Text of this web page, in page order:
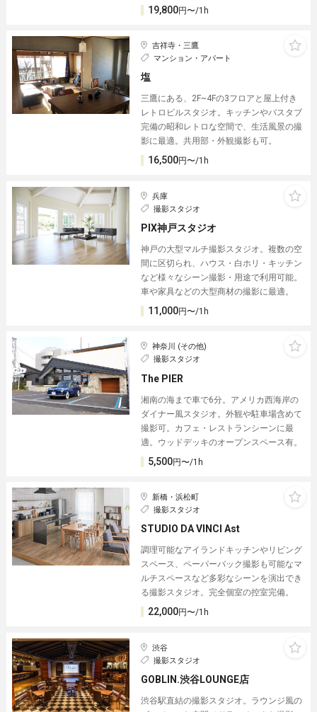
19,800円〜/1h
吉祥寺・三鷹
マンション・アパート
塩︎
三鷹にある、2F~4Fの3フロアと屋上付き
レトロビルスタジオ。キッチンやバスタブ
完備の昭和レトロな空間で、生活風景の撮
影に最適。共用部・外観撮影も可。
16,500円〜/1h
兵庫
撮影スタジオ
PIX神戸スタジオ
神戸の大型マルチ撮影スタジオ。複数の空
間に区切られ、ハウス・白ホリ・キッチン
など様々なシーン撮影・用途で利用可能。
車や家具などの大型商材の撮影に最適。
11,000円〜/1h
神奈川 (その他)
撮影スタジオ
The PIER
湘南の海まで車で6分。アメリカ西海岸の
ダイナー風スタジオ。外観や駐車場含めて
撮影可。カフェ・レストランシーンに最
適。ウッドデッキのオープンスペース有。
5,500円〜/1h
新橋・浜松町
撮影スタジオ
STUDIO DA VINCI Ast
調理可能なアイランドキッチンやリビング
スペース、ペーパーバック撮影も可能なマ
ルチスペースなど多彩なシーンを演出でき
る撮影スタジオ。完全個室の控室完備。
22,000円〜/1h
渋谷
撮影スタジオ
GOBLIN.渋谷LOUNGE店
渋谷駅直結の撮影スタジオ。ラウンジ風の